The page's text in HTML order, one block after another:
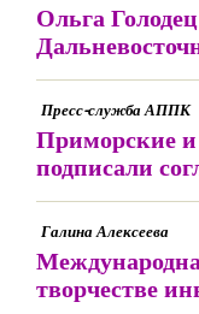
Ольга
Пресс-служба АППК
Приморские и
подписали
Галина Алексеева
творчестве